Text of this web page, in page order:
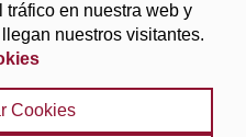
en nuestra web y
nuestros visitantes.
Cookies
de Granada
| Política de cookies